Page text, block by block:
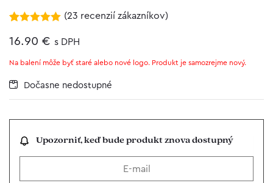
5.00z 5 na
zákazníckych
(23 recenzií zákazníkov)
16.90 € s DPH
Na balení môže byť staré alebo nové logo. Produkt je samozrejme nový.
Dočasne nedostupné
Upozorniť, keď bude produkt znova dostupný